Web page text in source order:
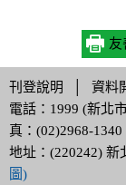
友
刊登說明 資料
電話：1999 (新北
真：(02)2968-1340
地址：(220242) 新
圖)